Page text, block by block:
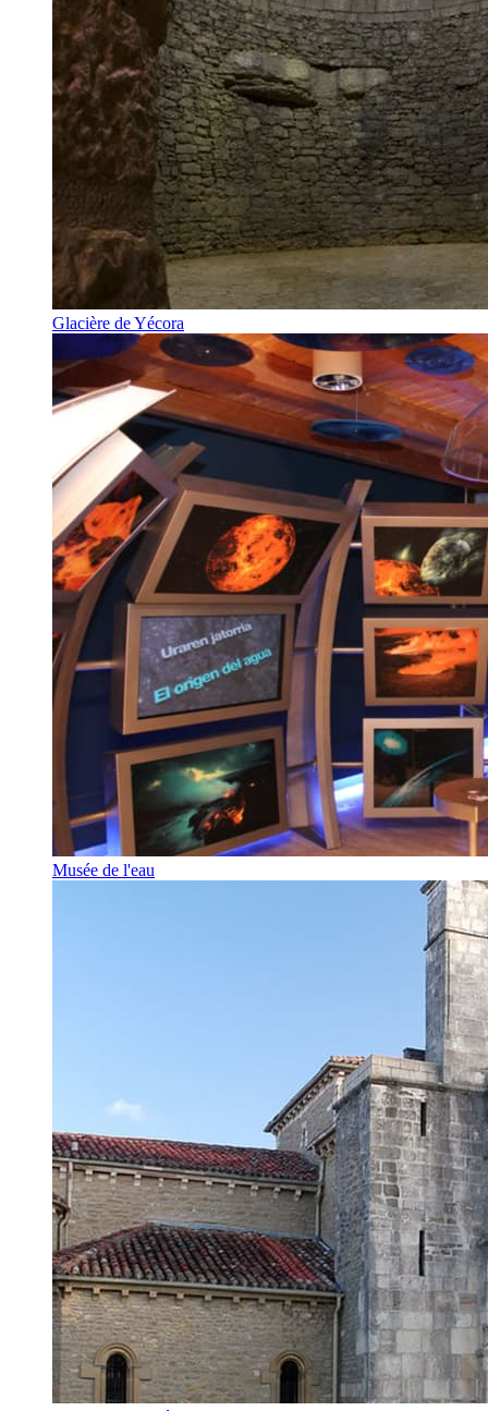
Glacière de Yécora
Musée de l'eau